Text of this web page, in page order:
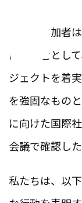
私たち参加者
に立つ者とし
ジェクトを着
を強固なもの
に向けた国際
会議で確認した
私たちは、以